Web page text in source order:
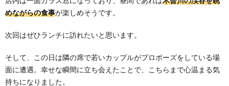
めながらの食事が楽しめそうです。
次回はぜひランチに訪れたいと思います。
そして、この日は隣の席で若いカップルがプロポーズをしている場
面に遭遇。幸せな瞬間に立ち会えたことで、こちらまで心温まる気
持ちになりました。